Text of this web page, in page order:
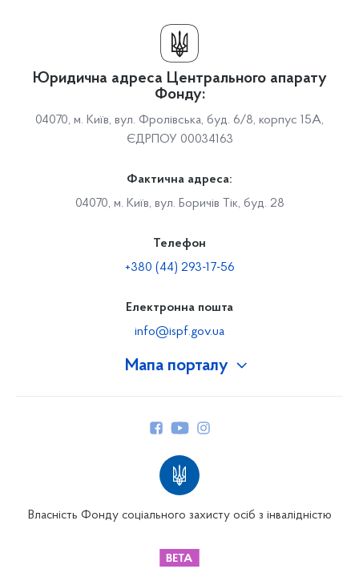
Мапа порталу
Юридична адреса Центрального апарату
Фонду:
04070, м. Київ, вул. Фролівська, буд. 6/8, корпус 15А,
ЄДРПОУ 00034163
Фактична адреса:
04070, м. Київ, вул. Боричів Тік, буд. 28
Телефон
+380 (44) 293-17-56
Електронна пошта
info@ispf.gov.ua
Власність Фонду соціального захисту осіб з інвалідністю